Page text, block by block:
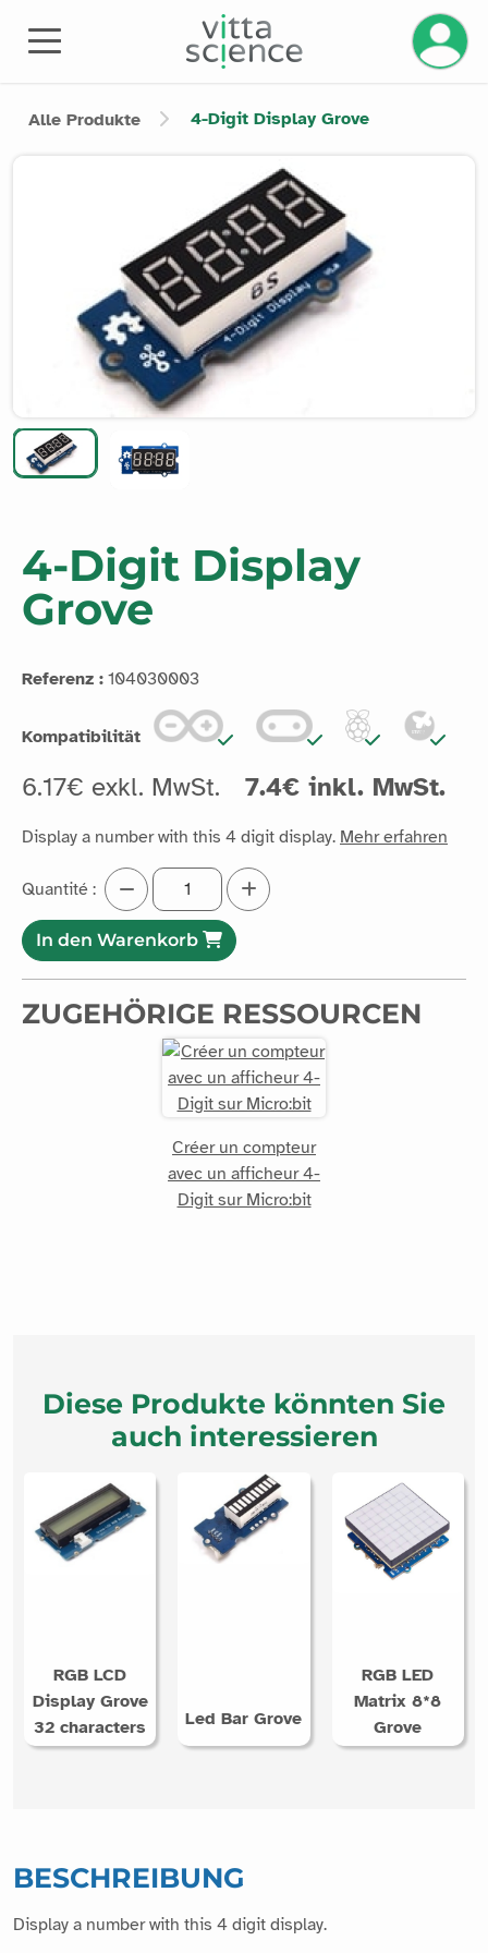
Ihr
Alle Produkte 4-Digit Display Grove
4-Digit Display
Grove
Referenz : 104030003
Kompatibilität
6.17€ exkl. MwSt. 7.4€ inkl. MwSt.
Display a number with this 4 digit display. Mehr erfahren
Quantité :
In den Warenkorb
ZUGEHÖRIGE RESSOURCEN
Créer un compteur
avec un afficheur 4-
Digit sur Micro:bit
Diese Produkte könnten Sie
auch interessieren
RGB LCD
Display Grove
32 characters
Led Bar Grove
RGB LED
Matrix 8*8
Grove
BESCHREIBUNG
Display a number with this 4 digit display.